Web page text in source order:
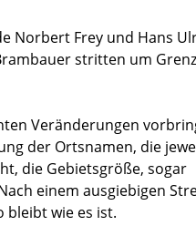
Norbert Frey und Hans
stritten um
Veränderungen
der Ortsnamen, die
die Gebietsgröße, sogar
einem ausgiebigen
bleibt wie es ist.